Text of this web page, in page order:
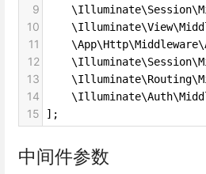
9
10
11
12
13
14
15 ];
中间件参数